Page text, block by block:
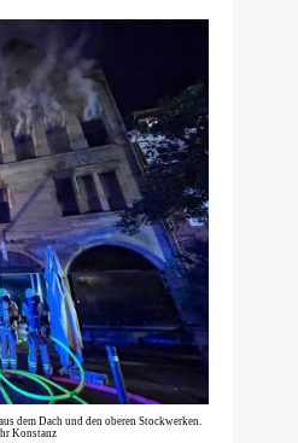
dem Dach und den oberen Stockwerken.
Konstanz